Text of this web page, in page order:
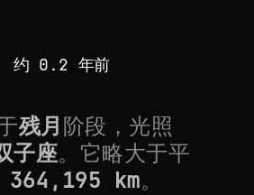
约 0.2 年前
残月阶段，光照
子座。它略大于平
364,195 km。